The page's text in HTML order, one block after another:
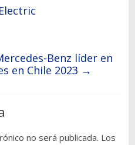
Benz líder en
en Chile 2023 →
no será publicada. Los